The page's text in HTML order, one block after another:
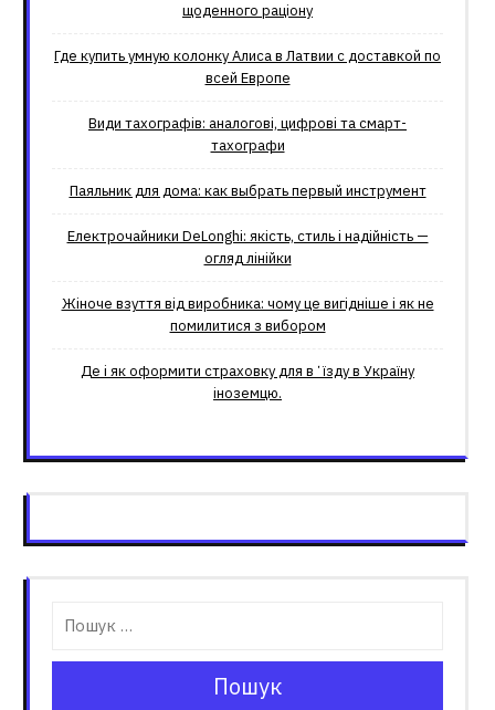
щоденного раціону
Где купить умную колонку Алиса в Латвии с доставкой по
всей Европе
Види тахографів: аналогові, цифрові та смарт-
тахографи
Паяльник для дома: как выбрать первый инструмент
Електрочайники DeLonghi: якість, стиль і надійність —
огляд лінійки
Жіноче взуття від виробника: чому це вигідніше і як не
помилитися з вибором
Де і як оформити страховку для вʼїзду в Україну
іноземцю.
Пошук